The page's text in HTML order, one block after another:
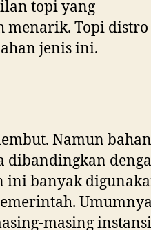
topi yang
menarik. Topi distro
jenis ini.
Namun
dibandingkan
ini banyak
Umumnya
masing